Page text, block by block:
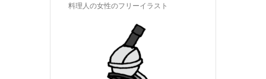
料理人の女性のフリーイラスト